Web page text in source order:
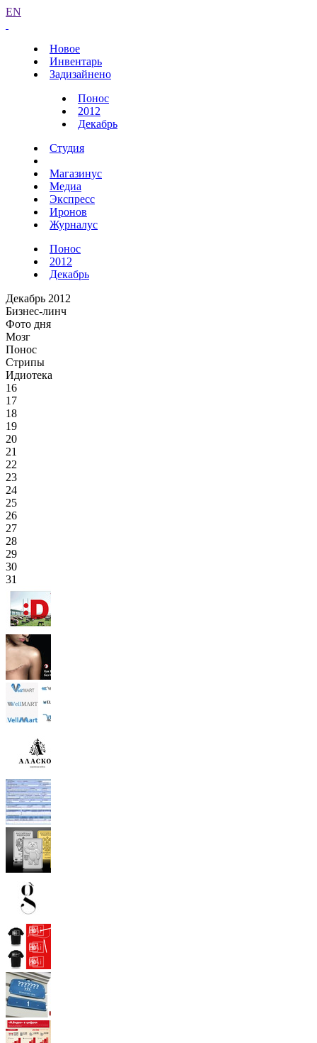
EN
Новое
Инвентарь
Задизайнено
Понос
2012
Декабрь
Студия
Магазинус
Медиа
Экспресс
Иронов
Журналус
Понос
2012
Декабрь
Декабрь 2012
Бизнес-линч
Фото дня
Мозг
Понос
Стрипы
Идиотека
16
17
18
19
20
21
22
23
24
25
26
27
28
29
30
31